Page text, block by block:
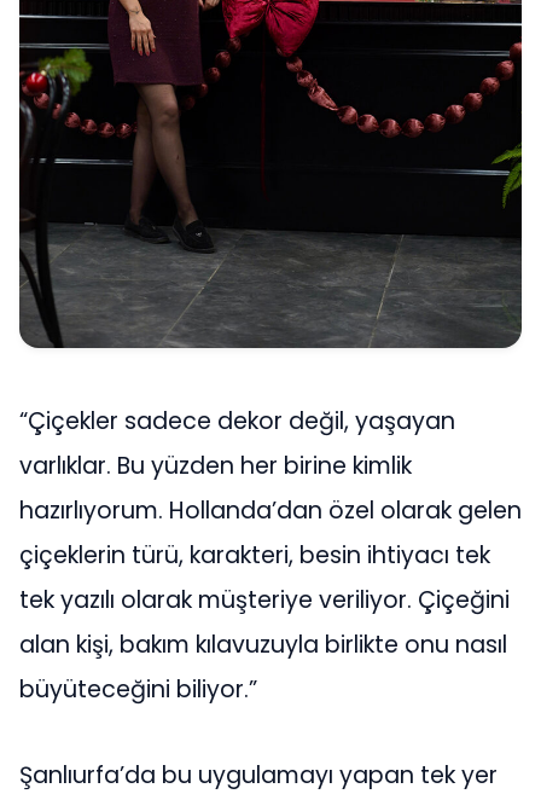
“Çiçekler sadece dekor değil, yaşayan
varlıklar. Bu yüzden her birine kimlik
hazırlıyorum. Hollanda’dan özel olarak gelen
çiçeklerin türü, karakteri, besin ihtiyacı tek
tek yazılı olarak müşteriye veriliyor. Çiçeğini
alan kişi, bakım kılavuzuyla birlikte onu nasıl
büyüteceğini biliyor.”
Şanlıurfa’da bu uygulamayı yapan tek yer